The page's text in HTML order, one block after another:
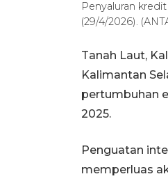
Penyaluran
(29/4/2026).
Tanah Laut,
Kalimantan
pertumbuhan
2025.
Penguatan
memperluas